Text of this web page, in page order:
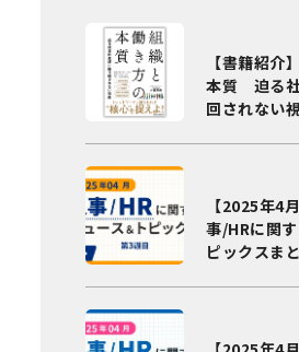
【書籍紹介
本質 迫る社
回されない
【2025年4
事/HRに関
ピックスま